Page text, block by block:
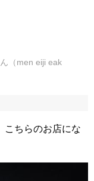
（men eiji eak
こちらのお店にな